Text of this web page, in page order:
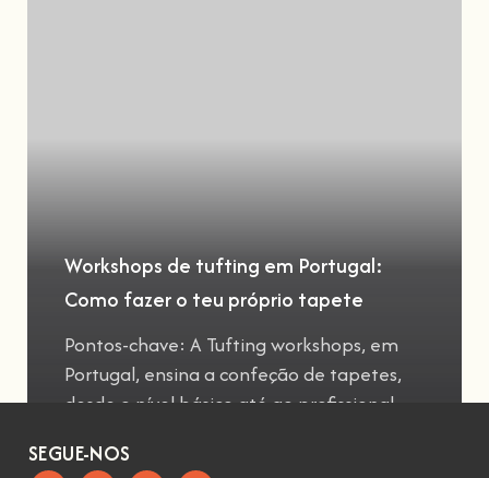
Workshops de tufting em Portugal:
Como fazer o teu próprio tapete
Pontos-chave: A Tufting workshops, em
Portugal, ensina a confeção de tapetes,
desde o nível básico até ao profissional
SEGUE-NOS